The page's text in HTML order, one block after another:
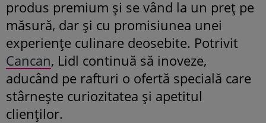
produs premium și se vând la un preț pe
măsură, dar și cu promisiunea unei
experiențe culinare deosebite. Potrivit
Cancan, Lidl continuă să inoveze,
aducând pe rafturi o ofertă specială care
stârnește curiozitatea și apetitul
clienților.